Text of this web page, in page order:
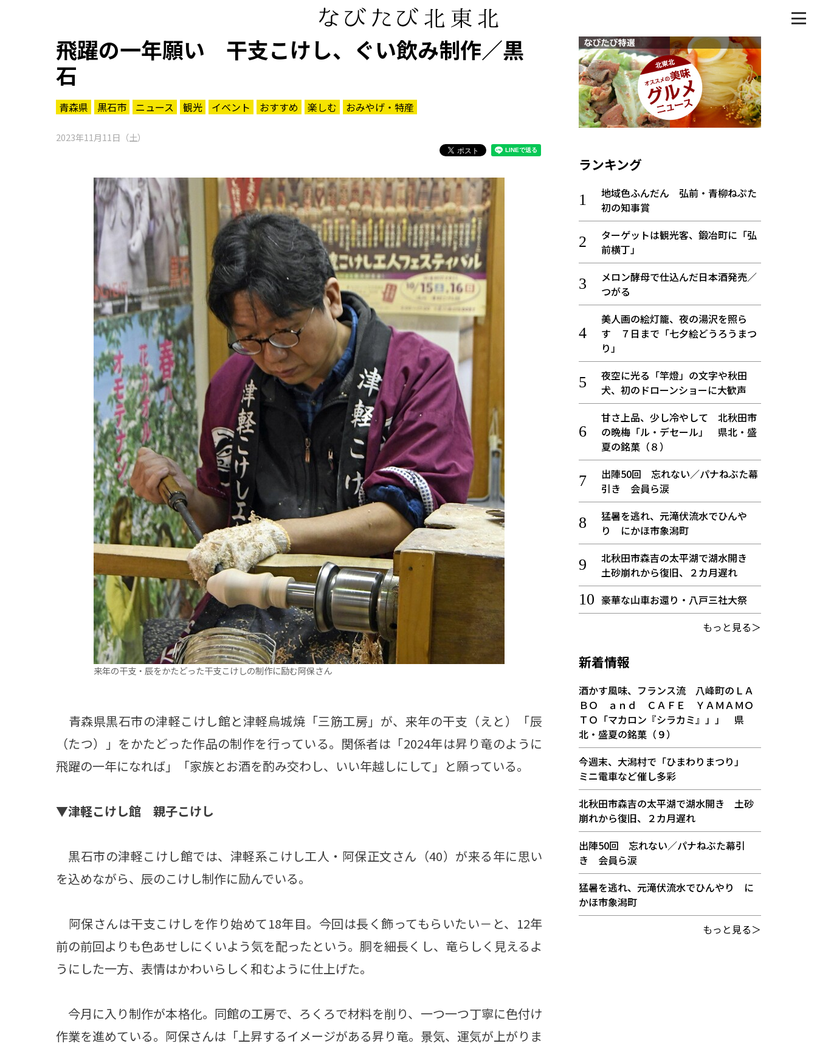
飛躍の一年願い 干支こけし、ぐい飲み制作／黒
石
青森県 黒石市 ニュース 観光 イベント おすすめ 楽しむ おみやげ・特産
2023年11月11日（土）
来年の干支・辰をかたどった干支こけしの制作に励む阿保さん
青森県黒石市の津軽こけし館と津軽烏城焼「三筋工房」が、来年の干支（えと）「辰
（たつ）」をかたどった作品の制作を行っている。関係者は「2024年は昇り竜のように
飛躍の一年になれば」「家族とお酒を酌み交わし、いい年越しにして」と願っている。
▼津軽こけし館 親子こけし
黒石市の津軽こけし館では、津軽系こけし工人・阿保正文さん（40）が来る年に思い
を込めながら、辰のこけし制作に励んでいる。
阿保さんは干支こけしを作り始めて18年目。今回は長く飾ってもらいたい－と、12年
前の前回よりも色あせしにくいよう気を配ったという。胴を細長くし、竜らしく見えるよ
うにした一方、表情はかわいらしく和むように仕上げた。
今月に入り制作が本格化。同館の工房で、ろくろで材料を削り、一つ一つ丁寧に色付け
作業を進めている。阿保さんは「上昇するイメージがある昇り竜。景気、運気が上がりま
ランキング
地域色ふんだん 弘前・青柳ねぷた
初の知事賞
ターゲットは観光客、鍛冶町に「弘
前横丁」
メロン酵母で仕込んだ日本酒発売／
つがる
美人画の絵灯籠、夜の湯沢を照ら
す ７日まで「七夕絵どうろうまつ
り」
夜空に光る「竿燈」の文字や秋田
犬、初のドローンショーに大歓声
甘さ上品、少し冷やして 北秋田市
の晩梅「ル・デセール」 県北・盛
夏の銘菓（８）
出陣50回 忘れない／パナねぶた幕
引き 会員ら涙
猛暑を逃れ、元滝伏流水でひんや
り にかほ市象潟町
北秋田市森吉の太平湖で湖水開き
土砂崩れから復旧、２カ月遅れ
豪華な山車お還り・八戸三社大祭
もっと見る＞
新着情報
酒かす風味、フランス流 八峰町のＬＡ
ＢＯ ａｎｄ ＣＡＦＥ ＹＡＭＡＭＯ
ＴＯ「マカロン『シラカミ』」」 県
北・盛夏の銘菓（９）
今週末、大潟村で「ひまわりまつり」
ミニ電車など催し多彩
北秋田市森吉の太平湖で湖水開き 土砂
崩れから復旧、２カ月遅れ
出陣50回 忘れない／パナねぶた幕引
き 会員ら涙
猛暑を逃れ、元滝伏流水でひんやり に
かほ市象潟町
もっと見る＞
アウトドア・レジャー